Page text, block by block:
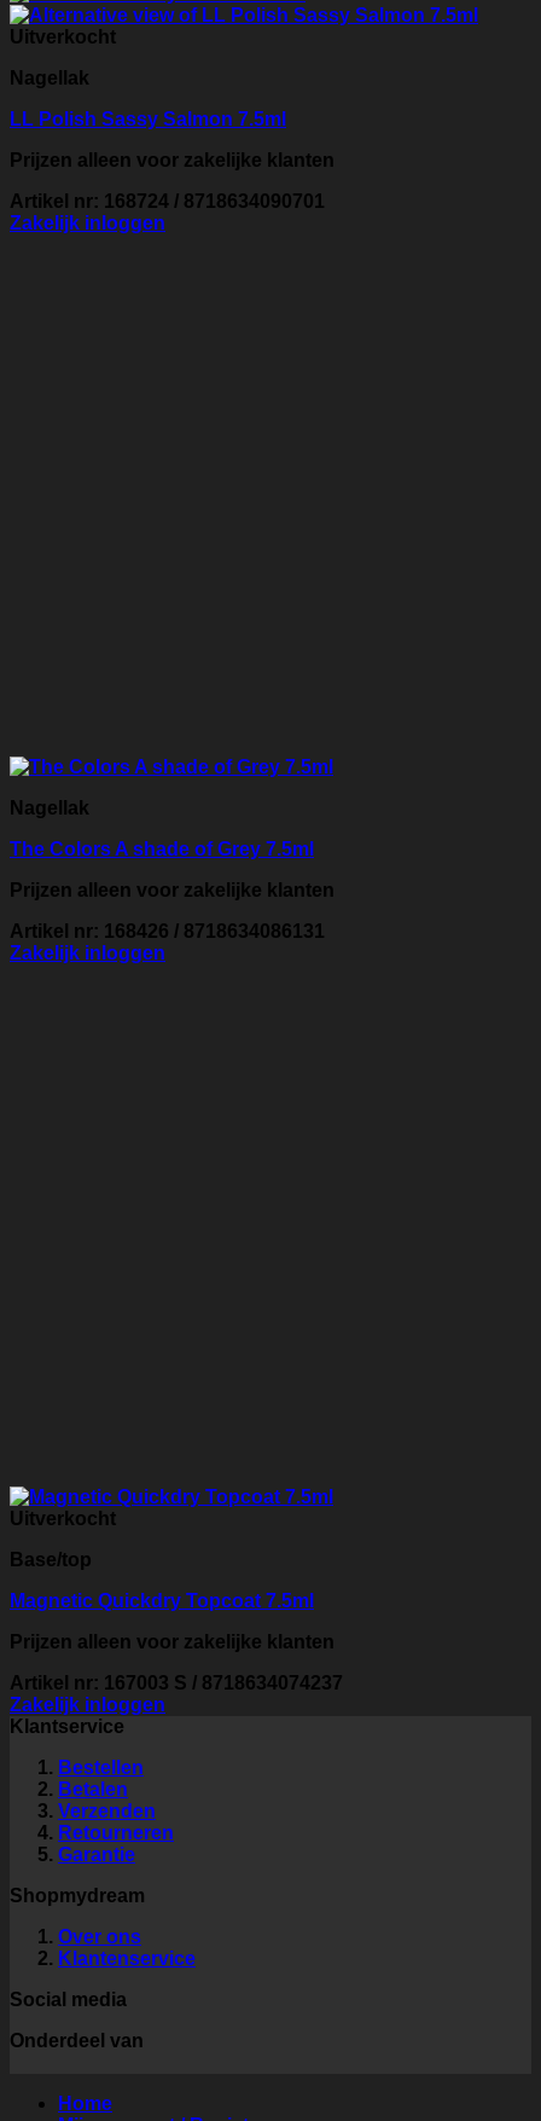
Uitverkocht
Nagellak
LL Polish Sassy Salmon 7.5ml
Prijzen alleen voor zakelijke klanten
Artikel nr: 168724 / 8718634090701
Zakelijk inloggen
Nagellak
The Colors A shade of Grey 7.5ml
Prijzen alleen voor zakelijke klanten
Artikel nr: 168426 / 8718634086131
Zakelijk inloggen
Uitverkocht
Base/top
Magnetic Quickdry Topcoat 7.5ml
Prijzen alleen voor zakelijke klanten
Artikel nr: 167003 S / 8718634074237
Zakelijk inloggen
Klantservice
Bestellen
Betalen
Verzenden
Retourneren
Garantie
Shopmydream
Over ons
Klantenservice
Social media
Onderdeel van
Home